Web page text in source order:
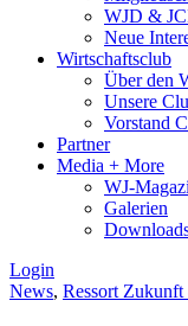
WJD &
Neue
Wirtschaftsclub
Über den
Unsere
Vorstand
Partner
Media + More
WJ-
Galerien
Login
News, Ressort